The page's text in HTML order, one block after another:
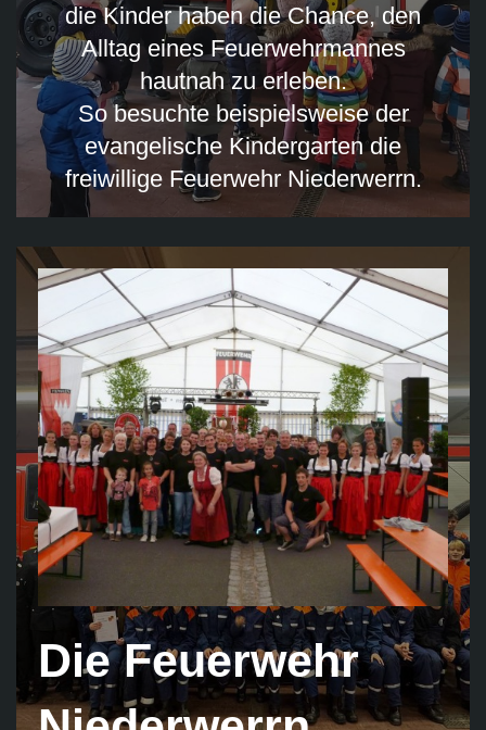
die Kinder haben die Chance, den
Alltag eines Feuerwehrmannes
hautnah zu erleben.
So besuchte beispielsweise der
evangelische Kindergarten die
freiwillige Feuerwehr Niederwerrn.
Die Feuerwehr